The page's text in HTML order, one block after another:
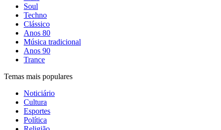
Soul
Techno
Clássico
Anos 80
Música tradicional
Anos 90
Trance
Temas mais populares
Noticiário
Cultura
Esportes
Política